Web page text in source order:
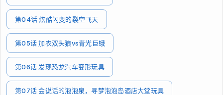
第04话 炫酷闪变的裂空飞天
第05话 加农双头狼vs青光巨蛾
第06话 发现恐龙汽车变形玩具
第07话 会说话的泡泡泉，寻梦泡泡岛酒店大堂玩具